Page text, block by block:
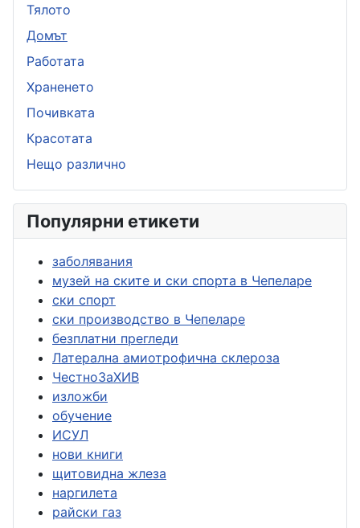
Тялото
Домът
Работата
Храненето
Почивката
Красотата
Нещо различно
Популярни етикети
заболявания
музей на ските и ски спорта в Чепеларе
ски спорт
ски производство в Чепеларе
безплатни прегледи
Латерална амиотрофична склероза
ЧестноЗаХИВ
изложби
обучение
ИСУЛ
нови книги
щитовидна жлеза
наргилета
райски газ